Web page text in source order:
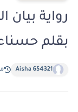
بقلم
Aisha 654321